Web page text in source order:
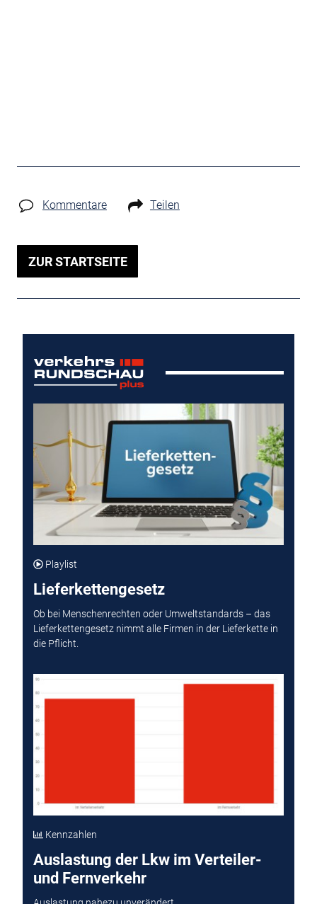
Kommentare Teilen
ZUR STARTSEITE
Playlist
Lieferkettengesetz
Ob bei Menschenrechten oder Umweltstandards – das
Lieferkettengesetz nimmt alle Firmen in der Lieferkette in
die Pflicht.
Kennzahlen
Auslastung der Lkw im Verteiler-
und Fernverkehr